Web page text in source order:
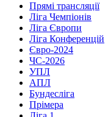
Прямі трансляції
Ліга Чемпіонів
Ліга Європи
Ліга Конференцій
Євро-2024
ЧС-2026
УПЛ
АПЛ
Бундесліга
Прімера